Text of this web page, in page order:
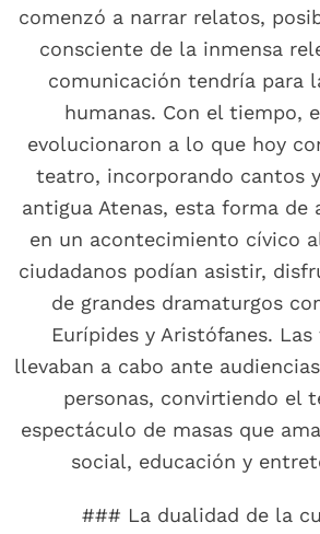
comenzó a narrar relatos,
consciente de la inmensa
comunicación tendría para
humanas. Con el tiempo,
evolucionaron a lo que hoy
teatro, incorporando cantos
antigua Atenas, esta forma de
en un acontecimiento cívico
ciudadanos podían asistir,
de grandes dramaturgos
Eurípides y Aristófanes.
llevaban a cabo ante
personas, convirtiendo el
espectáculo de masas que
social, educación y
### La dualidad de la